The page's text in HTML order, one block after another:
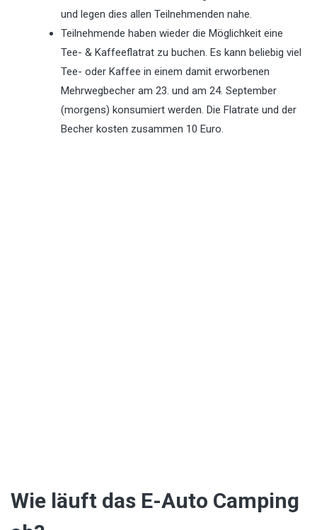
und legen dies allen Teilnehmenden nahe.
Teilnehmende haben wieder die Möglichkeit eine
Tee- & Kaffeeflatrat zu buchen. Es kann beliebig viel
Tee- oder Kaffee in einem damit erworbenen
Mehrwegbecher am 23. und am 24. September
(morgens) konsumiert werden. Die Flatrate und der
Becher kosten zusammen 10 Euro.
Wie läuft das E-Auto Camping